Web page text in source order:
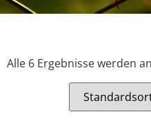
Alle 6 Ergebnisse werden